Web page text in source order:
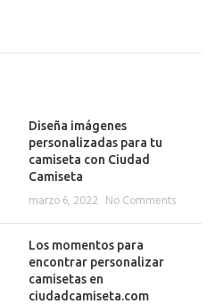
Diseña imágenes
personalizadas para tu
camiseta con Ciudad
Camiseta
marzo 6, 2022 No Comments
Los momentos para
encontrar personalizar
camisetas en
ciudadcamiseta.com